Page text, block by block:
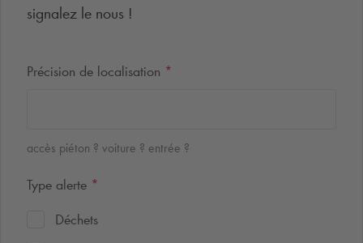
signalez le nous !
Précision de localisation *
accès piéton ? voiture ? entrée ?
Type alerte *
Déchets